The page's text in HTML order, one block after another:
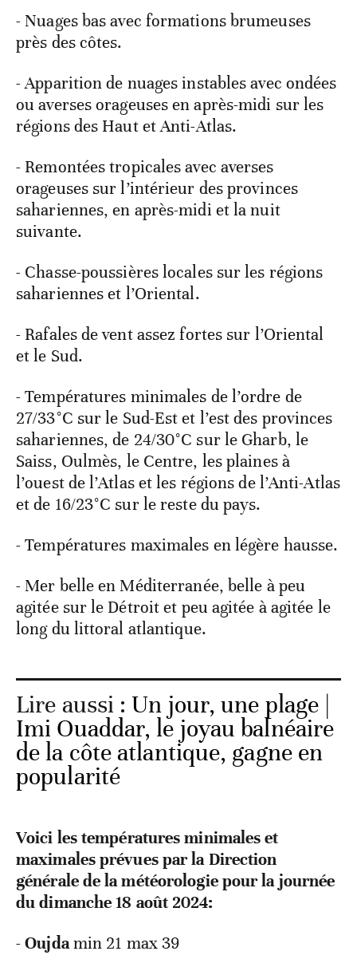
- Nuages bas avec formations brumeuses
près des côtes.
- Apparition de nuages instables avec ondées
ou averses orageuses en après-midi sur les
régions des Haut et Anti-Atlas.
- Remontées tropicales avec averses
orageuses sur l’intérieur des provinces
sahariennes, en après-midi et la nuit
suivante.
- Chasse-poussières locales sur les régions
sahariennes et l’Oriental.
- Rafales de vent assez fortes sur l’Oriental
et le Sud.
- Températures minimales de l’ordre de
27/33°C sur le Sud-Est et l’est des provinces
sahariennes, de 24/30°C sur le Gharb, le
Saiss, Oulmès, le Centre, les plaines à
l’ouest de l’Atlas et les régions de l’Anti-Atlas
et de 16/23°C sur le reste du pays.
- Températures maximales en légère hausse.
- Mer belle en Méditerranée, belle à peu
agitée sur le Détroit et peu agitée à agitée le
long du littoral atlantique.
Lire aussi : Un jour, une plage |
Imi Ouaddar, le joyau balnéaire
de la côte atlantique, gagne en
popularité
Voici les températures minimales et
maximales prévues par la Direction
générale de la météorologie pour la journée
du dimanche 18 août 2024:
-Oujdamin 21 max 39